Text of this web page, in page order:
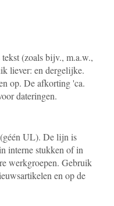
(zoals bijv., m.a.w.,
liever: en dergelijke.
op. De afkorting 'ca.
dateringen.
UL). De lijn is
interne stukken of in
werkgroepen. Gebruik
en op de